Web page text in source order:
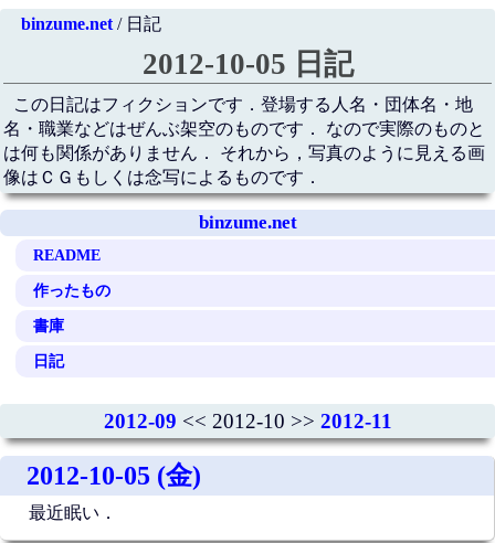
binzume.net/ 日記
2012-10-05 日記
この日記はフィクションです．登場する人名・団体名・地
名・職業などはぜんぶ架空のものです． なので実際のものと
は何も関係がありません． それから，写真のように見える画
像はＣＧもしくは念写によるものです．
binzume.net
README
作ったもの
書庫
日記
2012-09 << 2012-10 >> 2012-11
2012-10-05 (金)
最近眠い．